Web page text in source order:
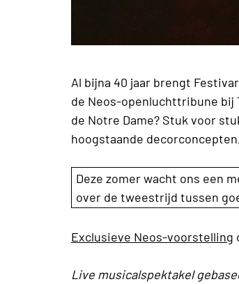
Al bijna 40 jaar brengt
de Neos-openluchttribune bij
de Notre Dame? Stuk voor
hoogstaande
Deze zomer wacht ons een
over de tweestrijd tussen
Exclusieve Neos-voorstelling
Live musicalspektakel